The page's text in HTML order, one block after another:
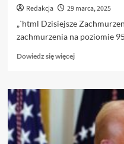
Redakcja
29 marca, 2025
„`html Dzisiejsze
zachmurzenia na poziomie
Dowiedz się więcejDowiedz
o
Opole:
Prognoza
pogody
na